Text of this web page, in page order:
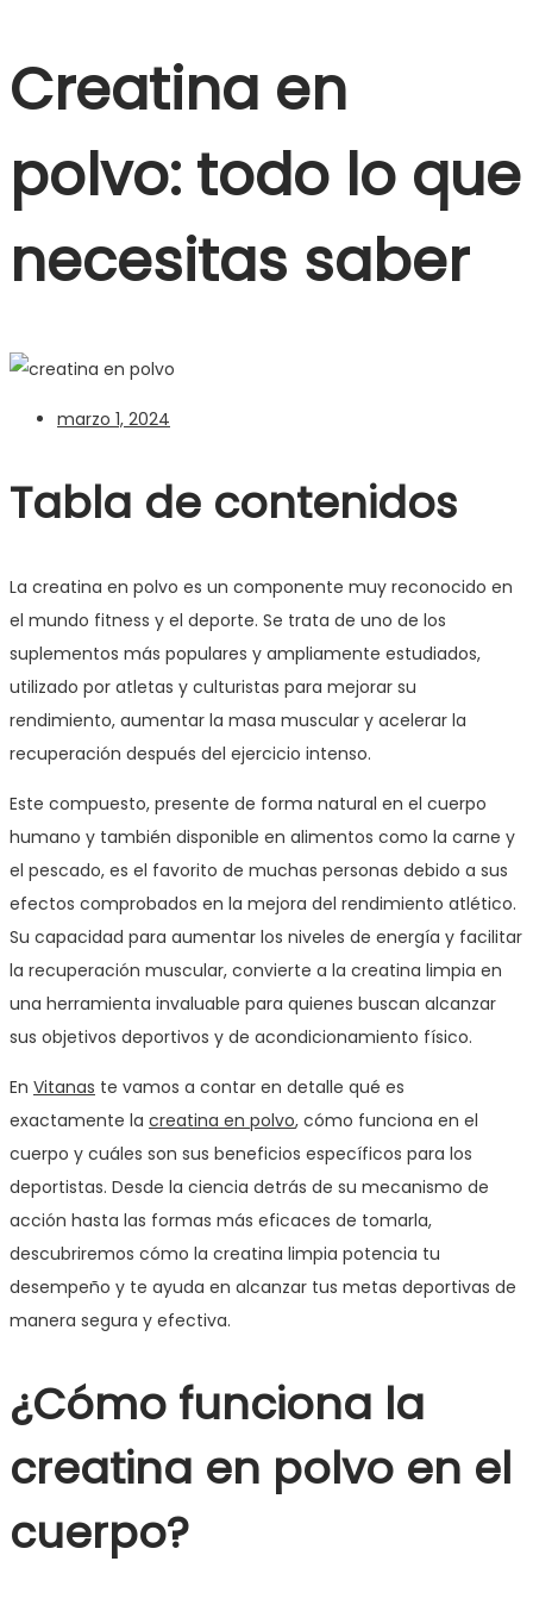
Creatina en
polvo: todo lo que
necesitas saber
marzo 1, 2024
Tabla de contenidos
La creatina en polvo es un componente muy reconocido en
el mundo fitness y el deporte. Se trata de uno de los
suplementos más populares y ampliamente estudiados,
utilizado por atletas y culturistas para mejorar su
rendimiento, aumentar la masa muscular y acelerar la
recuperación después del ejercicio intenso.
Este compuesto, presente de forma natural en el cuerpo
humano y también disponible en alimentos como la carne y
el pescado, es el favorito de muchas personas debido a sus
efectos comprobados en la mejora del rendimiento atlético.
Su capacidad para aumentar los niveles de energía y facilitar
la recuperación muscular, convierte a la creatina limpia en
una herramienta invaluable para quienes buscan alcanzar
sus objetivos deportivos y de acondicionamiento físico.
En Vitanas te vamos a contar en detalle qué es
exactamente la creatina en polvo, cómo funciona en el
cuerpo y cuáles son sus beneficios específicos para los
deportistas. Desde la ciencia detrás de su mecanismo de
acción hasta las formas más eficaces de tomarla,
descubriremos cómo la creatina limpia potencia tu
desempeño y te ayuda en alcanzar tus metas deportivas de
manera segura y efectiva.
¿Cómo funciona la
creatina en polvo en el
cuerpo?